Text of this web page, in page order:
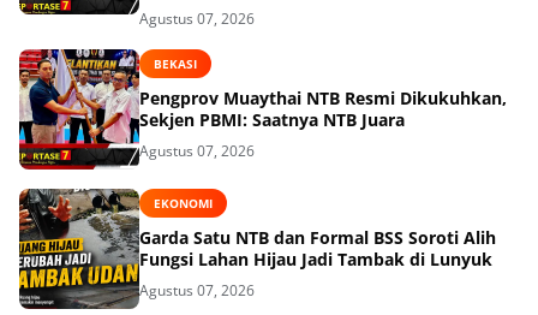
Agustus 07, 2026
BEKASI
Pengprov Muaythai NTB Resmi Dikukuhkan,
Sekjen PBMI: Saatnya NTB Juara
Agustus 07, 2026
EKONOMI
Garda Satu NTB dan Formal BSS Soroti Alih
Fungsi Lahan Hijau Jadi Tambak di Lunyuk
Agustus 07, 2026